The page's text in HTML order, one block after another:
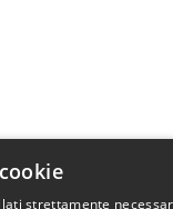
strettamente